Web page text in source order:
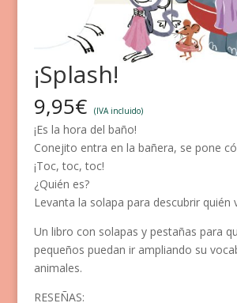
¡Splash!
9,95€ (IVA incluido)
¡Es la hora del baño!
Conejito entra en la bañera, se pone
¡Toc, toc, toc!
¿Quién es?
Levanta la solapa para descubrir quién
Un libro con solapas y pestañas para
pequeños puedan ir ampliando su
animales.
RESEÑAS: